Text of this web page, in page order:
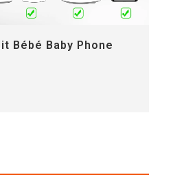
Bébé Baby Phone